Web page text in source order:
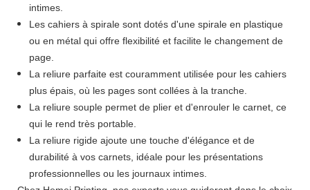
intimes.
Les cahiers à spirale sont dotés d'une spirale en plastique
ou en métal qui offre flexibilité et facilite le changement de
page.
La reliure parfaite est couramment utilisée pour les cahiers
plus épais, où les pages sont collées à la tranche.
La reliure souple permet de plier et d'enrouler le carnet, ce
qui le rend très portable.
La reliure rigide ajoute une touche d'élégance et de
durabilité à vos carnets, idéale pour les présentations
professionnelles ou les journaux intimes.